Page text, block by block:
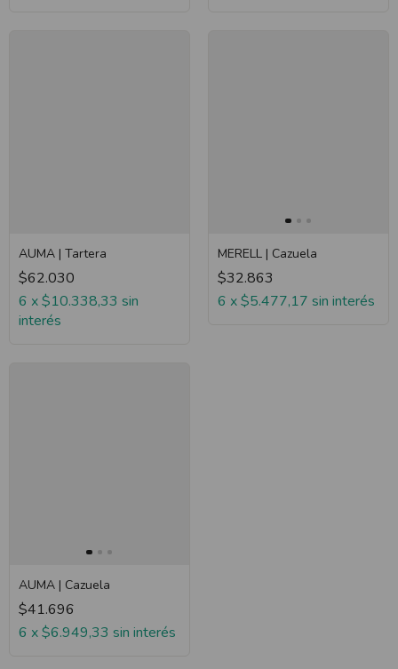
AUMA | Tartera
$62.030
6 x$10.338,33 sin
interés
MERELL | Cazuela
$32.863
6 x$5.477,17 sin interés
AUMA | Cazuela
$41.696
6 x$6.949,33 sin interés